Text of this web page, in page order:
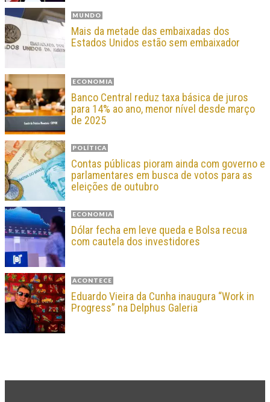
MUNDO
Mais da metade das embaixadas dos
Estados Unidos estão sem embaixador
ECONOMIA
Banco Central reduz taxa básica de juros
para 14% ao ano, menor nível desde março
de 2025
POLÍTICA
Contas públicas pioram ainda com governo e
parlamentares em busca de votos para as
eleições de outubro
ECONOMIA
Dólar fecha em leve queda e Bolsa recua
com cautela dos investidores
ACONTECE
Eduardo Vieira da Cunha inaugura “Work in
Progress” na Delphus Galeria